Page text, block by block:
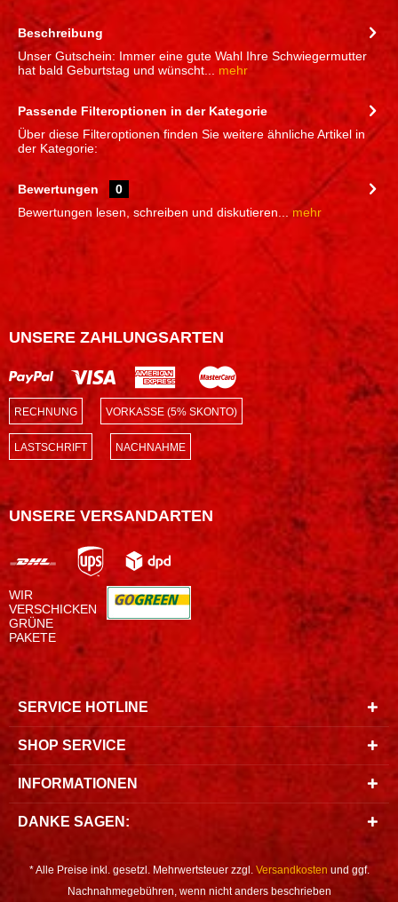
Beschreibung
Unser Gutschein: Immer eine gute Wahl Ihre Schwiegermutter
hat bald Geburtstag und wünscht...
mehr
Passende Filteroptionen in der Kategorie
Über diese Filteroptionen finden Sie weitere ähnliche Artikel in
der Kategorie:
Bewertungen
0
Bewertungen lesen, schreiben und diskutieren...
mehr
UNSERE ZAHLUNGSARTEN
RECHNUNG VORKASSE (5% SKONTO)
LASTSCHRIFT NACHNAHME
UNSERE VERSANDARTEN
WIR
VERSCHICKEN
GRÜNE
PAKETE
SERVICE HOTLINE
SHOP SERVICE
INFORMATIONEN
DANKE SAGEN:
* Alle Preise inkl. gesetzl. Mehrwertsteuer zzgl. Versandkosten und ggf.
Nachnahmegebühren, wenn nicht anders beschrieben